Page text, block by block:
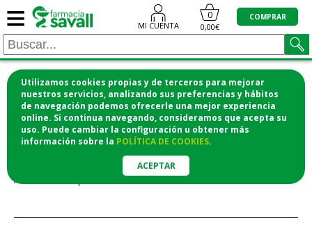
Utilizamos cookies propias y de terceros para mejorar
nuestros servicios, analizando sus preferencias y hábitos
de navegación podemos ofrecerle una mejor experiencia
online. Si continua navegando, consideramos que acepta su
uso. Puede cambiar la configuración u obtener más
información sobre la POLÍTICA DE COOKIES.
ACEPTAR
≡ MI CUENTA
0
0,00€
COMPRAR
¡COMPRA CÓMODAMENTE DESDE CASA Y RECOGE
EN LA FARMACIA!
o si lo prefieres te lo mandamos a casa
Artículo no disponible